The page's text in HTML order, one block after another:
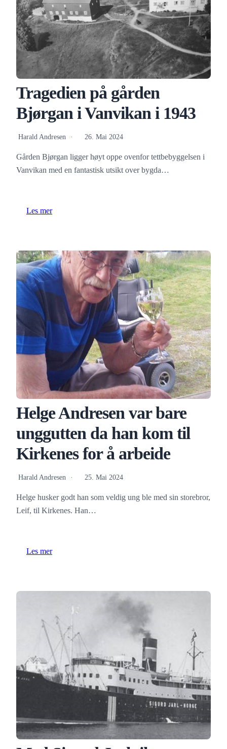
Tragedien på gården
Bjørgan i Vanvikan i 1943
Harald Andresen 26. Mai 2024
Gården Bjørgan ligger høyt oppe ovenfor tettbebyggelsen i
Vanvikan med en fantastisk utsikt over bygda…
Les mer
Helge Andresen var bare
unggutten da han kom til
Kirkenes for å arbeide
Harald Andresen 25. Mai 2024
Helge husker godt han som veldig ung ble med sin storebror,
Leif, til Kirkenes. Han…
Les mer